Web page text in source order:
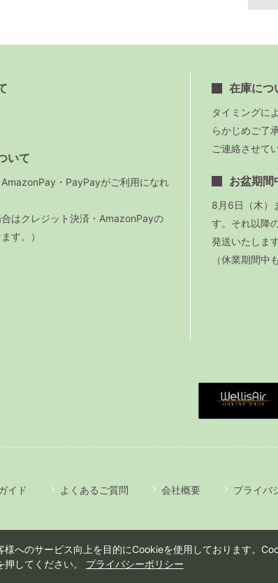
いて
・PayPayがご利用になれ
合はクレジット決済・AmazonPayの
す。）
在庫につ
タイミングに
らかじめご了
ご連絡させて
お盆期間
8月6日（木）
す。それ以降
発送いたします
（休業期間中
イド よくあるご質問 会社概要 プライバ
様へのサービス向上を目的にCookieを使用しております。
してください。 プライバシーポリシー